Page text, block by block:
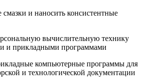
смазки и наносить консистентные
вычислительную технику
и прикладными программами
компьютерные программы для
и технологической документации